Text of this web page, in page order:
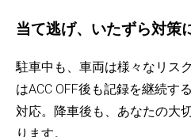
当て逃げ、いたずら対策
駐車中も、車両は様々なリス
はACC OFF後も記録を継続す
対応。降車後も、あなたの大
ります。